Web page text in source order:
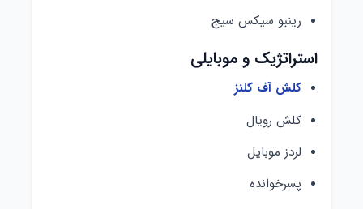
رینبو سیکس سیج
استراتژیک و موبایلی
کلش آف کلنز
کلش رویال
لردز موبایل
پسرخوانده